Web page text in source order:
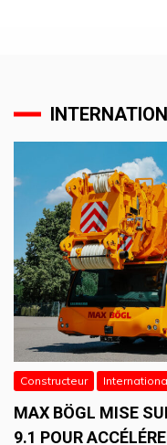
Constructeur
MAX BÖGL MISE
9.1 POUR